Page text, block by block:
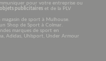
pour votre entreprise ou
publicitaireset de la PLV
de sport à Mulhouse.
Shop de Sport à Colmar.
marques de sport en
Adidas, Uhlsport, Under Armour